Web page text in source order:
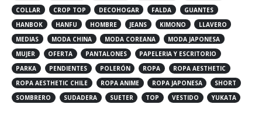
COLLAR
CROP TOP DECOHOGAR FALDA
GUANTES
HANBOK
HANFU HOMBRE JEANS KIMONO
LLAVERO
MEDIAS
MODA CHINA MODA COREANA
MODA JAPONESA
MUJER
OFERTA PANTALONES
PAPELERIA Y ESCRITORIO
PARKA
PENDIENTES POLERÓN ROPA
ROPA AESTHETIC
ROPA AESTHETIC CHILE
ROPA ANIME ROPA JAPONESA
SHORT
SOMBRERO
SUDADERA SUETER TOP VESTIDO YUKATA